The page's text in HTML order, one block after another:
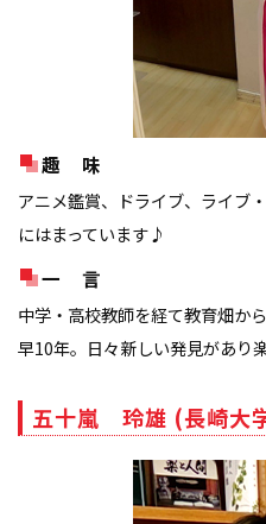
趣 味
アニメ鑑賞、ドライブ、ライブ
にはまっています♪
一 言
中学・高校教師を経て教育畑か
早10年。日々新しい発見があり
五十嵐 玲雄 (長崎大